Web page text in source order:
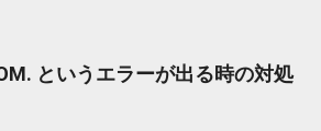
というエラーが出る時の対処